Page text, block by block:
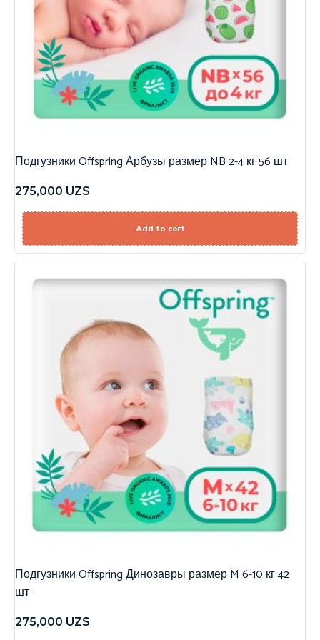
Подгузники Offspring Арбузы размер NB 2-4 кг 56 шт
275,000 UZS
Add to cart
Подгузники Offspring Динозавры размер M 6-10 кг 42
шт
275,000 UZS